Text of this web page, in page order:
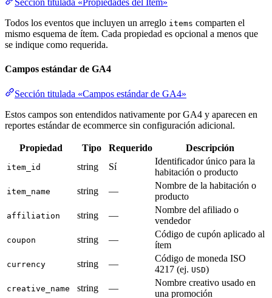
Sección titulada «Propiedades del Ítem»
Todos los eventos que incluyen un arreglo items comparten el
mismo esquema de ítem. Cada propiedad es opcional a menos que
se indique como requerida.
Campos estándar de GA4
Sección titulada «Campos estándar de GA4»
Estos campos son entendidos nativamente por GA4 y aparecen en
reportes estándar de ecommerce sin configuración adicional.
Propiedad Tipo Requerido Descripción
item_id string Sí
Identificador único para la
habitación o producto
item_name string —
Nombre de la habitación o
producto
affiliation string —
Nombre del afiliado o
vendedor
coupon string —
Código de cupón aplicado al
ítem
currency string —
Código de moneda ISO
4217 (ej. USD)
creative_name string —
Nombre creativo usado en
una promoción